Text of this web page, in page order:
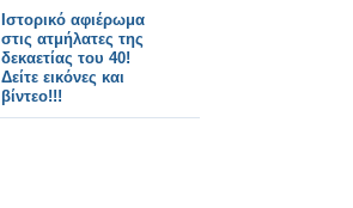
Κωνσταντινούπολης.
Ιστορικό αφιέρωμα
στις ατμήλατες της
δεκαετίας του 40!
Δείτε εικόνες και
βίντεο!!!